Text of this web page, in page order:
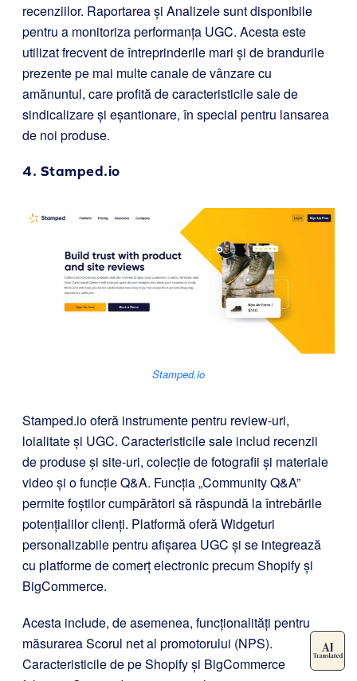
recenziilor. Raportarea și Analizele sunt disponibile
pentru a monitoriza performanța UGC. Acesta este
utilizat frecvent de întreprinderile mari și de brandurile
prezente pe mai multe canale de vânzare cu
amănuntul, care profită de caracteristicile sale de
sindicalizare și eșantionare, în special pentru lansarea
de noi produse.
4. Stamped.io
Stamped.io
Stamped.io oferă instrumente pentru review-uri,
loialitate și UGC. Caracteristicile sale includ recenzii
de produse și site-uri, colecție de fotografii și materiale
video și o funcție Q&A. Funcția „Community Q&A”
permite foștilor cumpărători să răspundă la întrebările
potențialilor clienți. Platformă oferă Widgeturi
personalizabile pentru afișarea UGC și se integrează
cu platforme de comerț electronic precum Shopify și
BigCommerce.
Acesta include, de asemenea, funcționalități pentru
măsurarea Scorul net al promotorului (NPS).
Caracteristicile de pe Shopify și BigCommerce